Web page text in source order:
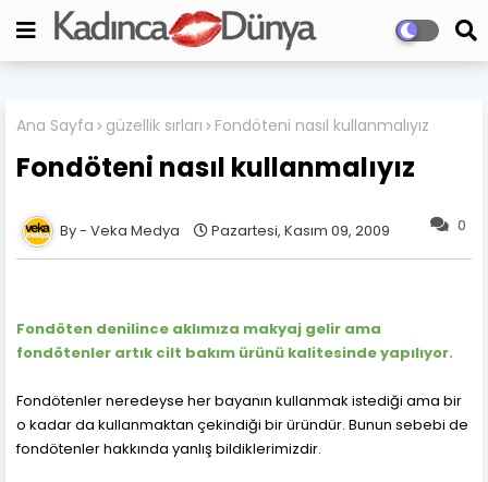
Ana Sayfa güzellik sırları Fondöteni nasıl kullanmalıyız
Fondöteni nasıl kullanmalıyız
0
Veka Medya Pazartesi, Kasım 09, 2009
Fondöten denilince aklımıza makyaj gelir ama
fondötenler artık cilt bakım ürünü kalitesinde yapılıyor.
Fondötenler neredeyse her bayanın kullanmak istediği ama bir
o kadar da kullanmaktan çekindiği bir üründür. Bunun sebebi de
fondötenler hakkında yanlış bildiklerimizdir.